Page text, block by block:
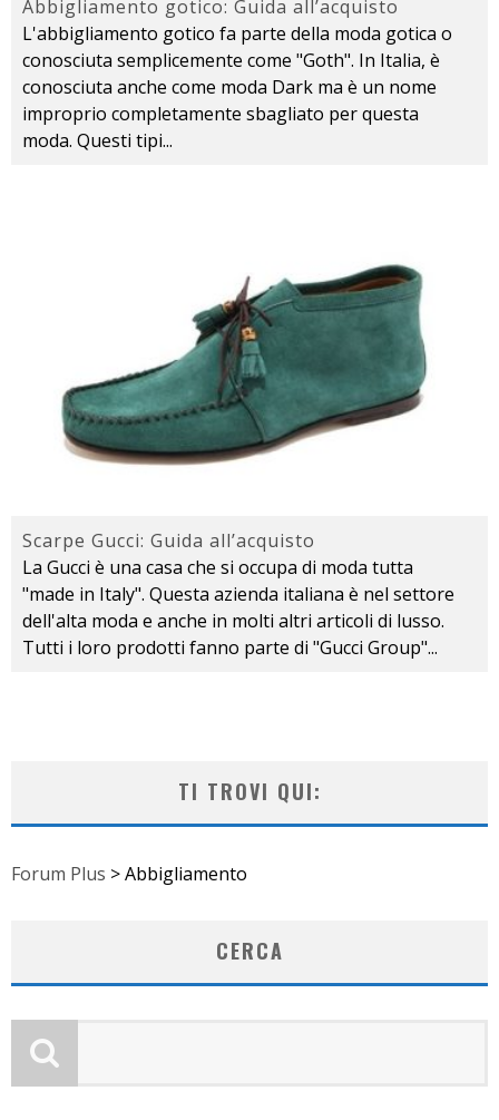
Abbigliamento gotico: Guida all’acquisto
L'abbigliamento gotico fa parte della moda gotica o
conosciuta semplicemente come "Goth". In Italia, è
conosciuta anche come moda Dark ma è un nome
improprio completamente sbagliato per questa
moda. Questi tipi...
Scarpe Gucci: Guida all’acquisto
La Gucci è una casa che si occupa di moda tutta
"made in Italy". Questa azienda italiana è nel settore
dell'alta moda e anche in molti altri articoli di lusso.
Tutti i loro prodotti fanno parte di "Gucci Group"...
TI TROVI QUI:
Forum Plus >Abbigliamento
CERCA